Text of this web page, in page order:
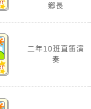
鄉長
二年10班直笛演
奏